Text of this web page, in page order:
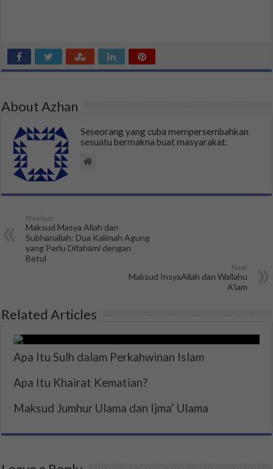
About Azhan
Seseorang yang cuba mempersembahkan
sesuatu bermakna buat masyarakat.
Previous
Maksud Masya Allah dan
Subhanallah: Dua Kalimah Agung
yang Perlu Difahami dengan
Betul
Next
Maksud InsyaAllah dan Wallahu
A’lam
Related Articles
Apa Itu Sulh dalam Perkahwinan Islam
Apa Itu Khairat Kematian?
Maksud Jumhur Ulama dan Ijma‘ Ulama